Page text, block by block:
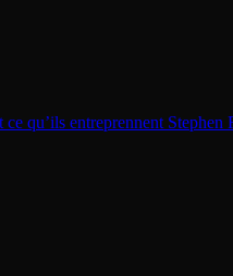
qu’ils en­tre­prennent Stephen